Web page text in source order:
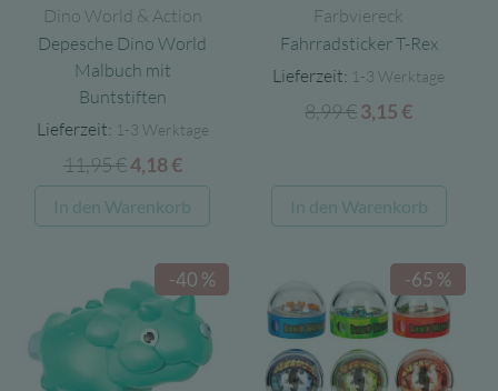
Dino World & Action
Depesche Dino World
Malbuch mit
Buntstiften
Lieferzeit: 1-3 Werktage
11,95€Ursprünglicher
Preis
war:
4,18€Aktueller
Preis
ist:
In den Warenkorb
Farbviereck
Fahrradsticker T-Rex
Lieferzeit: 1-3 Werktage
8,99€Ursprünglicher
8,99 €
3,15€Aktueller
3,15 €.
In den Warenkorb
-40 % -65 %